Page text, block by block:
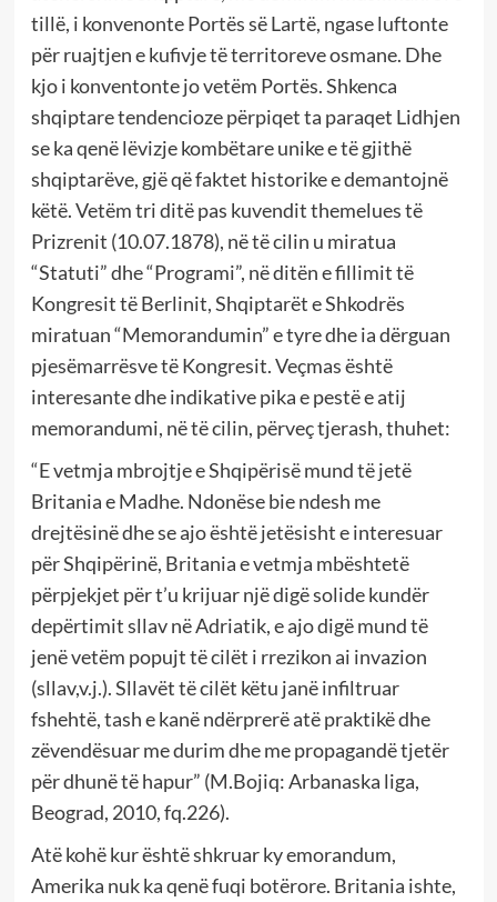
tillë, i konvenonte Portës së Lartë, ngase luftonte
për ruajtjen e kufivje të territoreve osmane. Dhe
kjo i konventonte jo vetëm Portës. Shkenca
shqiptare tendencioze përpiqet ta paraqet Lidhjen
se ka qenë lëvizje kombëtare unike e të gjithë
shqiptarëve, gjë që faktet historike e demantojnë
këtë. Vetëm tri ditë pas kuvendit themelues të
Prizrenit (10.07.1878), në të cilin u miratua
“Statuti” dhe “Programi”, në ditën e fillimit të
Kongresit të Berlinit, Shqiptarët e Shkodrës
miratuan “Memorandumin” e tyre dhe ia dërguan
pjesëmarrësve të Kongresit. Veçmas është
interesante dhe indikative pika e pestë e atij
memorandumi, në të cilin, përveç tjerash, thuhet:
“E vetmja mbrojtje e Shqipërisë mund të jetë
Britania e Madhe. Ndonëse bie ndesh me
drejtësinë dhe se ajo është jetësisht e interesuar
për Shqipërinë, Britania e vetmja mbështetë
përpjekjet për t’u krijuar një digë solide kundër
depërtimit sllav në Adriatik, e ajo digë mund të
jenë vetëm popujt të cilët i rrezikon ai invazion
(sllav,v.j.). Sllavët të cilët këtu janë infiltruar
fshehtë, tash e kanë ndërprerë atë praktikë dhe
zëvendësuar me durim dhe me propagandë tjetër
për dhunë të hapur” (M.Bojiq: Arbanaska liga,
Beograd, 2010, fq.226).
Atë kohë kur është shkruar ky emorandum,
Amerika nuk ka qenë fuqi botërore. Britania ishte,